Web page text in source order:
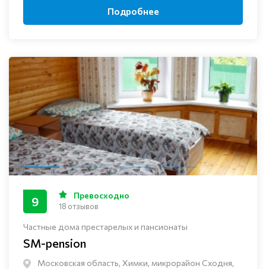
Подробнее
Частные дома престарелых и пансионаты
SM-pension
Московская область, Химки, микрорайон Сходня,
9 Превосходно
18 отзывов